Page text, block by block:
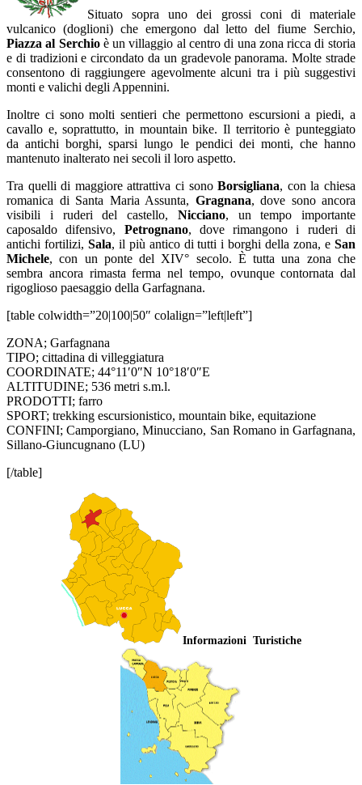
Situato sopra uno dei grossi coni di materiale
vulcanico (doglioni) che emergono dal letto del fiume Serchio,
Piazza al Serchioè un villaggio al centro di una zona ricca di storia
e di tradizioni e circondato da un gradevole panorama. Molte strade
consentono di raggiungere agevolmente alcuni tra i più suggestivi
monti e valichi degli Appennini.
Inoltre ci sono molti sentieri che permettono escursioni a piedi, a
cavallo e, soprattutto, in mountain bike. Il territorio è punteggiato
da antichi borghi, sparsi lungo le pendici dei monti, che hanno
mantenuto inalterato nei secoli il loro aspetto.
Tra quelli di maggiore attrattiva ci sonoBorsigliana, con la chiesa
romanica di Santa Maria Assunta, Gragnana, dove sono ancora
visibili i ruderi del castello, Nicciano, un tempo importante
caposaldo difensivo, Petrognano, dove rimangono i ruderi di
antichi fortilizi, Sala, il più antico di tutti i borghi della zona, eSan
Michele, con un ponte del XIV° secolo. È tutta una zona che
sembra ancora rimasta ferma nel tempo, ovunque contornata dal
rigoglioso paesaggio della Garfagnana.
[table colwidth=”20|100|50″ colalign=”left|left”]
ZONA; Garfagnana
TIPO; cittadina di villeggiatura
COORDINATE; 44°11′0″N 10°18′0″E
ALTITUDINE; 536 metri s.m.l.
PRODOTTI; farro
SPORT; trekking escursionistico, mountain bike, equitazione
CONFINI; Camporgiano, Minucciano, San Romano in Garfagnana,
Sillano-Giuncugnano (LU)
[/table]
Informazioni Turistiche